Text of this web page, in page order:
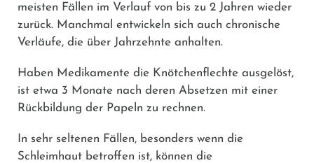
meisten Fällen im Verlauf von bis zu 2 Jahren wieder
zurück. Manchmal entwickeln sich auch chronische
Verläufe, die über Jahrzehnte anhalten.
Haben Medikamente die Knötchenflechte ausgelöst,
ist etwa 3 Monate nach deren Absetzen mit einer
Rückbildung der Papeln zu rechnen.
In sehr seltenen Fällen, besonders wenn die
Schleimhaut betroffen ist, können die